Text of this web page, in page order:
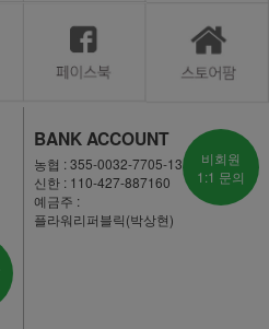
BANK ACCOUNT
농협 : 355-0032-7705-13
신한 : 110-427-887160
예금주 :
플라워리퍼블릭(박상현)
비회원
1:1 문의